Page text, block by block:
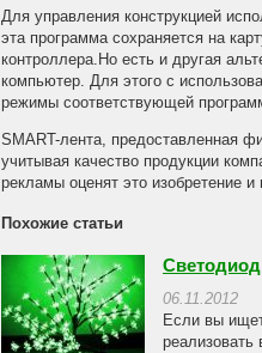
Для управления конструкцией
эта программа сохраняется на
контроллера.Но есть и другая
компьютер. Для этого с
режимы соответствующей
SMART-лента, предоставленная
учитывая качество продукции
рекламы оценят это изобретение
Похожие статьи
06.11.2012
Если вы
реализовать